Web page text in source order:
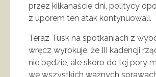
przez kilkanaście dni, politycy
z uporem ten atak kontynuowali.
Teraz Tusk na spotkaniach z
wręcz wyrokuje, że III kadencji
nie będzie, ale skoro do tej pory
we wszystkich ważnych